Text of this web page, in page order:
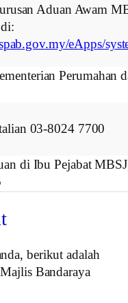
Aduan Awam
eApps/
Perumahan
03-8024 7700
di Ibu Pejabat
berikut adalah
Bandaraya